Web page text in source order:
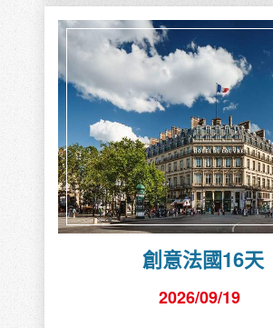
創意法國16天
2026/09/19